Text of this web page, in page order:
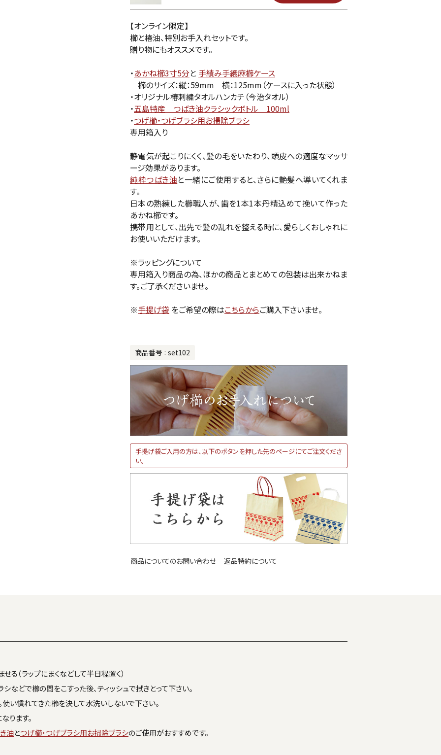
【オンライン限定】
櫛と椿油、特別お手入れセットです。
贈り物にもオススメです。
・あかね櫛3寸5分と 手績み手織麻櫛ケース
櫛のサイズ：縦：59mm 横：125mm（ケースに入った状態）
・オリジナル椿刺繍タオルハンカチ（今治タオル）
・五島特産 つばき油クラシックボトル 100ml
・つげ櫛・つげブラシ用お掃除ブラシ
専用箱入り
静電気が起こりにくく、髪の毛をいたわり、頭皮への適度なマッサ
ージ効果があります。
純粋つばき油と一緒にご使用すると、さらに艶髪へ導いてくれま
す。
日本の熟練した櫛職人が、歯を1本1本丹精込めて挽いて作った
あかね櫛です。
携帯用として、出先で髪の乱れを整える時に、愛らしくおしゃれに
お使いいただけます。
※ラッピングについて
専用箱入り商品の為、ほかの商品とまとめての包装は出来かねま
す。ご了承くださいませ。
※手提げ袋 をご希望の際はこちらからご購入下さいませ。
商品番号 set102
手提げ袋ご入用の方は、以下のボタンを押した先のページにてご注文くださ
い。
商品についてのお問い合わせ 返品特約について
（ラップにまくなどして半日程置く）
どで櫛の間をこすった後、ティッシュで拭きとって下さい。
使い慣れてきた櫛を決して水洗いしないで下さい。
ります。
油とつげ櫛・つげブラシ用お掃除ブラシのご使用がおすすめです。